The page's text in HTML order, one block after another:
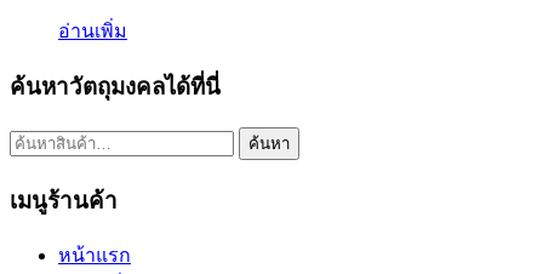
อ่านเพิ่ม
ค้นหาวัตถุมงคลได้ที่นี่
ค้นหา: ค้นหา
เมนูร้านค้า
หน้าแรก